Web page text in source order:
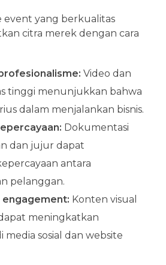
event yang berkualitas
citra merek dengan cara
Video dan
tinggi menunjukkan bahwa
dalam menjalankan bisnis.
Dokumentasi
dan jujur dapat
antara
pelanggan.
engagement: Konten visual
meningkatkan
sosial dan website